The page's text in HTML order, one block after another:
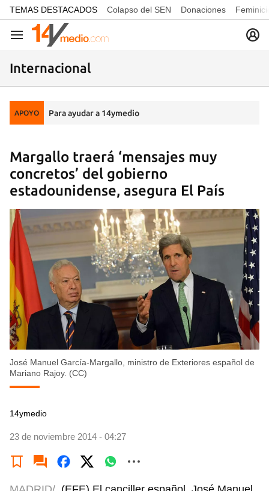
common.go-to-content
TEMAS DESTACADOS Colapso del SEN Donaciones
Navegación
Internacional
APOYO Para ayudar a 14ymedio
Margallo traerá ‘mensajes muy
concretos’ del gobierno
estadounidense, asegura El País
José Manuel García-Margallo, ministro de Exteriores español de
Mariano Rajoy. (CC)
14ymedio
23 de noviembre 2014 - 04:27